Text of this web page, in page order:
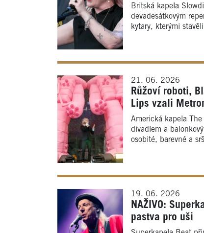
Britská kapela
devadesátkovým
kytary, kterými
21. 06. 2026
Růžoví roboti,
Lips vzali
Americká kapela
divadlem a
osobité, barevné a
19. 06. 2026
NAŽIVO:
pastva pro uši